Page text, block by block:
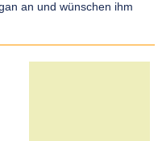
an und wünschen ihm